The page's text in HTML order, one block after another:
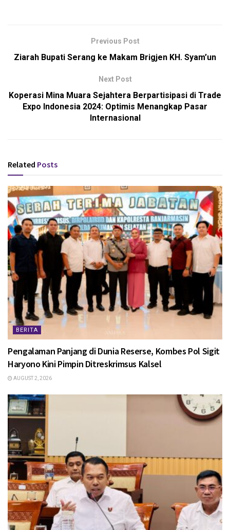
Previous Post
Ziarah Bupati Serang ke Makam Brigjen KH. Syam’un
Next Post
Koperasi Mina Muara Sejahtera Berpartisipasi di Trade
Expo Indonesia 2024: Optimis Menangkap Pasar
Internasional
Related Posts
BERITA
Pengalaman Panjang di Dunia Reserse, Kombes Pol Sigit
Haryono Kini Pimpin Ditreskrimsus Kalsel
AUGUST 2, 2026